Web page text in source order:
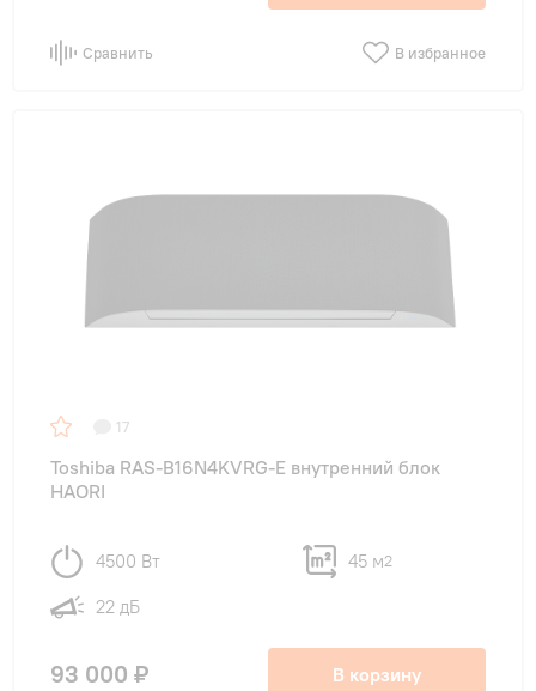
Сравнить В избранное
17
Toshiba RAS-B16N4KVRG-E внутренний блок
HAORI
4500 Вт 45 м2
22 дБ
93 000 ₽ В корзину